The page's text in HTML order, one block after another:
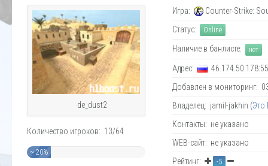
de_dust2
Количество игроков: 13/64
~ 20%
Игра:
Counter-Strike:
Статус:
Online
Наличие в банлисте: нет
Адрес:
Добавлен в мониторинг:
Владелец: jamil-jakhin (Это
Контакты: не указано
WEB-сайт: не указано
Рейтинг:
-5